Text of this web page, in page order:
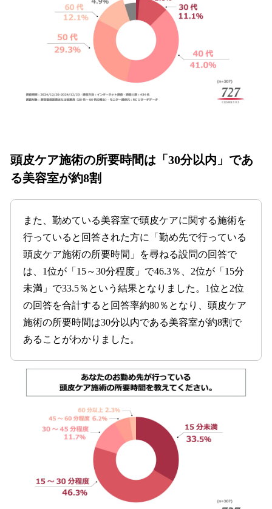
頭皮ケア施術の所要時間は「30分以内」であ
る美容室が約8割
また、勤めている美容室で頭皮ケアに関する施術を
行っていると回答された方に「勤め先で行っている
頭皮ケア施術の所要時間」を尋ねる設問の回答で
は、1位が「15～30分程度」で46.3％、2位が「15分
未満」で33.5％という結果となりました。1位と2位
の回答を合計すると回答率約80％となり、頭皮ケア
施術の所要時間は30分以内である美容室が約8割で
あることがわかりました。